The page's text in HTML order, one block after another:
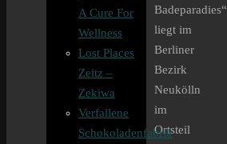
Badeparadies“
liegt im
Berliner
Bezirk
Neukölln
im
Ortsteil
A Cure For
Wellness
Lost Places
Zeitz –
Zekiwa
Verfallene
Schokoladenfabrik